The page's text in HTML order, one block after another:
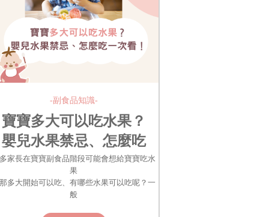
-副食品知識-
寶寶多大可以吃水果？
嬰兒水果禁忌、怎麼吃
一次看！
家長在寶寶副食品階段可能會想給寶寶吃水
果
多大開始可以吃、有哪些水果可以吃呢？一
般